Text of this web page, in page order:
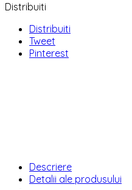
Distribuiti
Distribuiti
Tweet
Pinterest
Descriere
Detalii ale produsului